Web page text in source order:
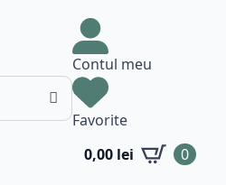
Contul meu
Favorite
0,00 lei 0